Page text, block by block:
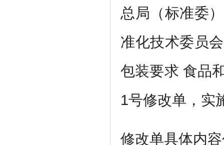
总局（标准委
准化技术委员
包装要求 食品
1号修改单，实
修改单具体内